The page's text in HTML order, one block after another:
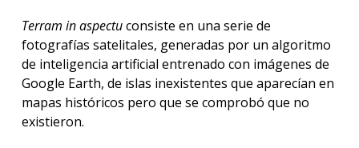
Terram in aspectuconsiste en una serie de
fotografías satelitales, generadas por un algoritmo
de inteligencia artificial entrenado con imágenes de
Google Earth, de islas inexistentes que aparecían en
mapas históricos pero que se comprobó que no
existieron.